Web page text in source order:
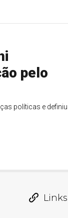
pelo
políticas e
Links